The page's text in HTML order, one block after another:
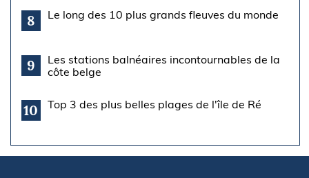
8 Le long des 10 plus grands fleuves du monde
9
Les stations balnéaires incontournables de la
côte belge
10 Top 3 des plus belles plages de l'île de Ré